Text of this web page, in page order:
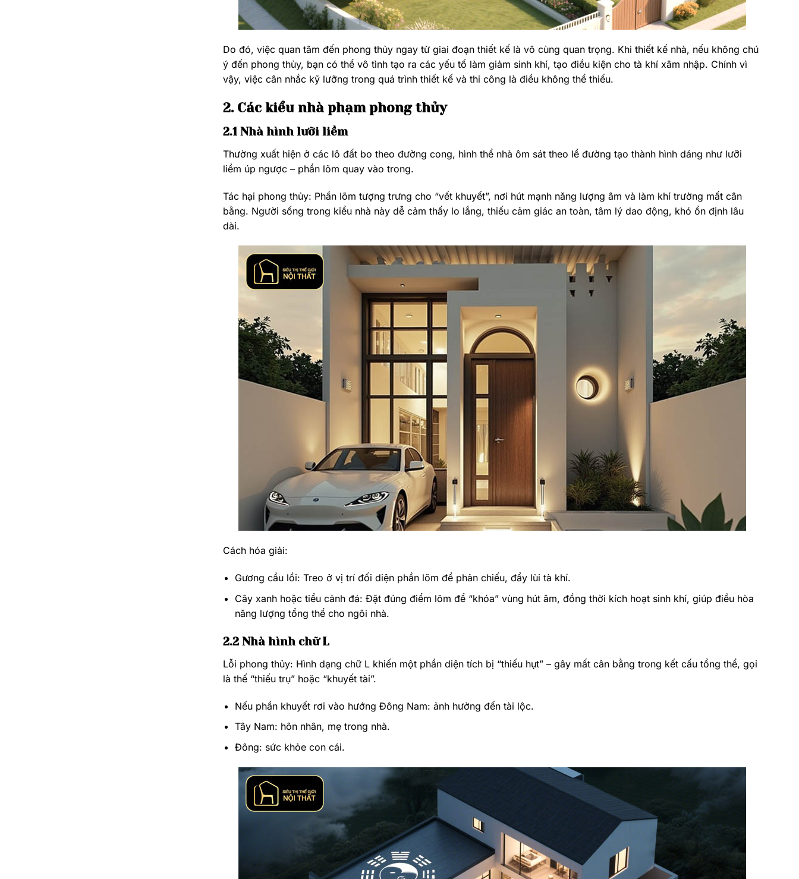
Do đó, việc quan tâm đến phong thủy ngay từ giai đoạn thiết kế là vô cùng quan trọng. Khi thiết kế nhà, nếu không chú
ý đến phong thủy, bạn có thể vô tình tạo ra các yếu tố làm giảm sinh khí, tạo điều kiện cho tà khí xâm nhập. Chính vì
vậy, việc cân nhắc kỹ lưỡng trong quá trình thiết kế và thi công là điều không thể thiếu.
2. Các kiểu nhà phạm phong thủy
2.1 Nhà hình lưỡi liềm
Thường xuất hiện ở các lô đất bo theo đường cong, hình thể nhà ôm sát theo lề đường tạo thành hình dáng như lưỡi
liềm úp ngược – phần lõm quay vào trong.
Tác hại phong thủy: Phần lõm tượng trưng cho “vết khuyết”, nơi hút mạnh năng lượng âm và làm khí trường mất cân
bằng. Người sống trong kiểu nhà này dễ cảm thấy lo lắng, thiếu cảm giác an toàn, tâm lý dao động, khó ổn định lâu
dài.
Cách hóa giải:
Gương cầu lồi: Treo ở vị trí đối diện phần lõm để phản chiếu, đẩy lùi tà khí.
Cây xanh hoặc tiểu cảnh đá: Đặt đúng điểm lõm để “khóa” vùng hút âm, đồng thời kích hoạt sinh khí, giúp điều hòa
năng lượng tổng thể cho ngôi nhà.
2.2 Nhà hình chữ L
Lỗi phong thủy: Hình dạng chữ L khiến một phần diện tích bị “thiếu hụt” – gây mất cân bằng trong kết cấu tổng thể, gọi
là thế “thiếu trụ” hoặc “khuyết tài”.
Nếu phần khuyết rơi vào hướng Đông Nam: ảnh hưởng đến tài lộc.
Tây Nam: hôn nhân, mẹ trong nhà.
Đông: sức khỏe con cái.